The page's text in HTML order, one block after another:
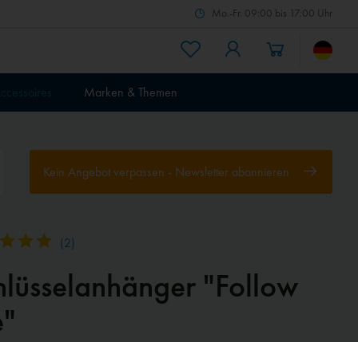
Mo.-Fr. 09:00 bis 17:00 Uhr
Marken & Themen
Kein Angebot verpassen - Newsletter abonnieren
(2)
"Follow